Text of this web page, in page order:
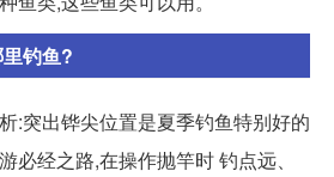
钓鱼?
:突出铧尖位置是夏季钓鱼特别好的
必经之路,在操作抛竿时 钓点远、